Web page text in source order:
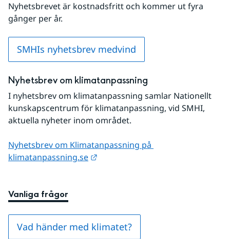
Nyhetsbrevet är kostnadsfritt och kommer ut fyra
gånger per år.
SMHIs nyhetsbrev medvind
Nyhetsbrev om klimatanpassning
I nyhetsbrev om klimatanpassning samlar Nationellt
kunskapscentrum för klimatanpassning, vid SMHI,
aktuella nyheter inom området.
Nyhetsbrev om Klimatanpassning på
klimatanpassning.se
Vanliga frågor
Vad händer med klimatet?